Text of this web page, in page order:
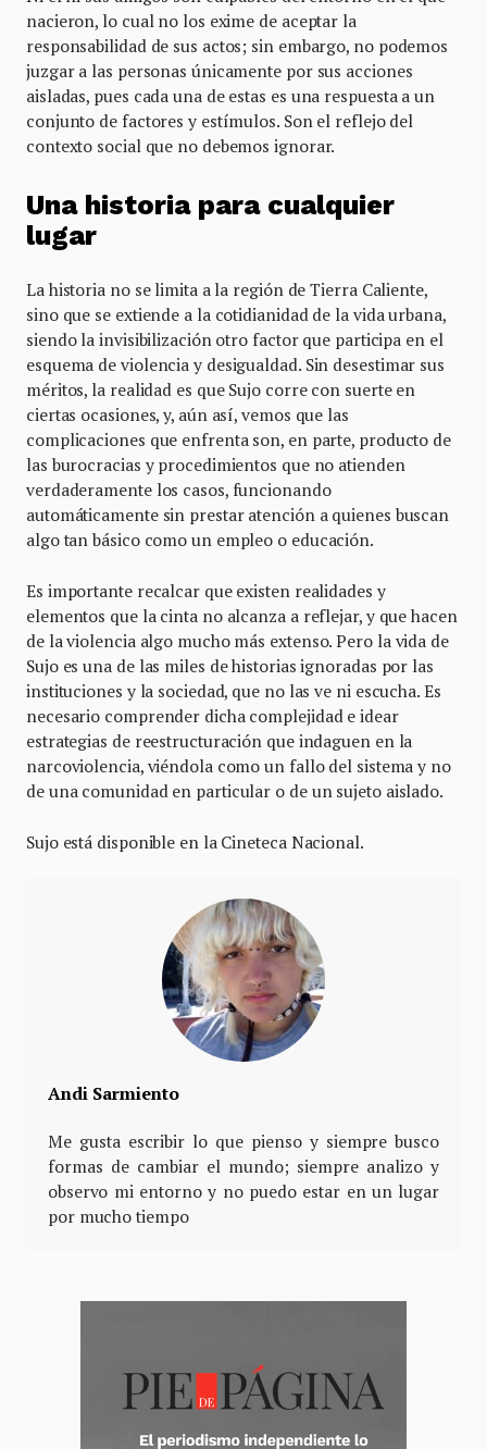
nacieron, lo cual no los exime de aceptar la
responsabilidad de sus actos; sin embargo, no podemos
juzgar a las personas únicamente por sus acciones
aisladas, pues cada una de estas es una respuesta a un
conjunto de factores y estímulos. Son el reflejo del
contexto social que no debemos ignorar.
Una historia para cualquier
lugar
La historia no se limita a la región de Tierra Caliente,
sino que se extiende a la cotidianidad de la vida urbana,
siendo la invisibilización otro factor que participa en el
esquema de violencia y desigualdad. Sin desestimar sus
méritos, la realidad es que Sujo corre con suerte en
ciertas ocasiones, y, aún así, vemos que las
complicaciones que enfrenta son, en parte, producto de
las burocracias y procedimientos que no atienden
verdaderamente los casos, funcionando
automáticamente sin prestar atención a quienes buscan
algo tan básico como un empleo o educación.
Es importante recalcar que existen realidades y
elementos que la cinta no alcanza a reflejar, y que hacen
de la violencia algo mucho más extenso. Pero la vida de
Sujo es una de las miles de historias ignoradas por las
instituciones y la sociedad, que no las ve ni escucha. Es
necesario comprender dicha complejidad e idear
estrategias de reestructuración que indaguen en la
narcoviolencia, viéndola como un fallo del sistema y no
de una comunidad en particular o de un sujeto aislado.
Sujo está disponible en la Cineteca Nacional.
Andi Sarmiento
Me gusta escribir lo que pienso y siempre busco
formas de cambiar el mundo; siempre analizo y
observo mi entorno y no puedo estar en un lugar
por mucho tiempo